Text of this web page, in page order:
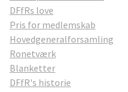
DFfRs love
Pris for medlemskab
Hovedgeneralforsamling
Ronetværk
Blanketter
DFfR's historie